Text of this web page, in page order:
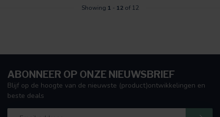
Showing 1 - 12of 12
ABONNEER OP ONZE NIEUWSBRIEF
Blijf op de hoogte van de nieuwste (product)ontwikkelingen en
beste deals